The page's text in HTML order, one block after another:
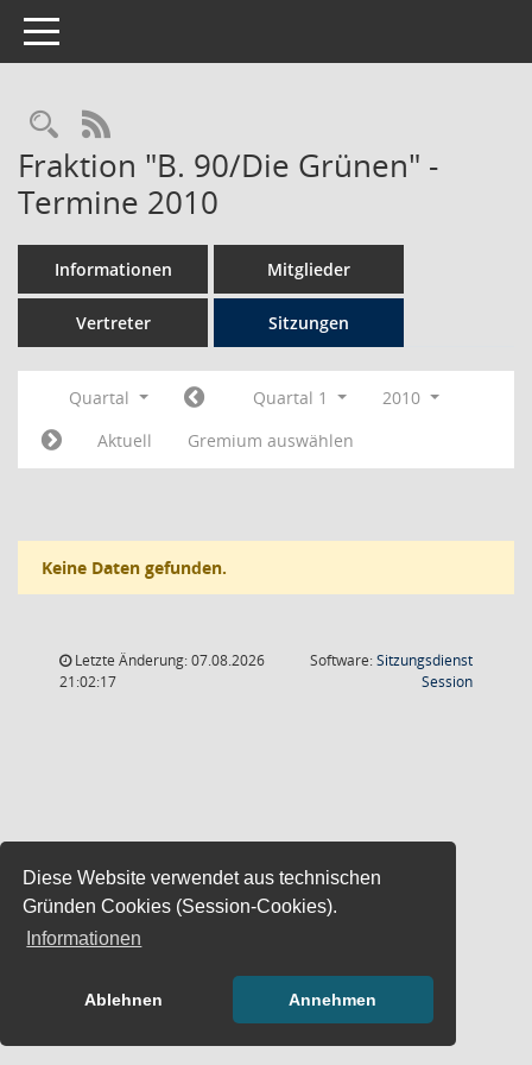
Diese Website verwendet aus technischen
Gründen Cookies (Session-Cookies).
Informationen
Ablehnen Annehmen
Toggle navigation
Rechercheauswahl
RSS-Feed
Fraktion "B. 90/Die Grünen" -
Termine 2010
Informationen Mitglieder
Vertreter Sitzungen
Quartal Quartal 1
2010
Aktuell
Gremium auswählen
Keine Daten gefunden.
Letzte Änderung: 07.08.2026
21:02:17
Software:Sitzungsdienst
Session(Wird in